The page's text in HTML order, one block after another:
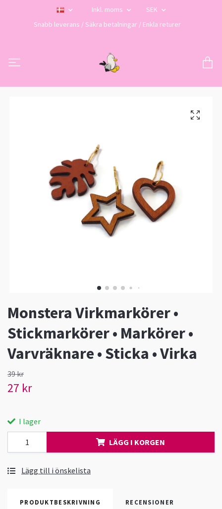
Inkl. moms
SEK
Snabb leverans / Säkra betalningar / Enkla returer
Monstera Virkmarkörer •
Stickmarkörer • Markörer •
Varvräknare • Sticka • Virka
39 kr
27 kr
I lager
LÄGG I KORGEN
Lägg till i önskelista
PRODUKTBESKRIVNING RECENSIONER